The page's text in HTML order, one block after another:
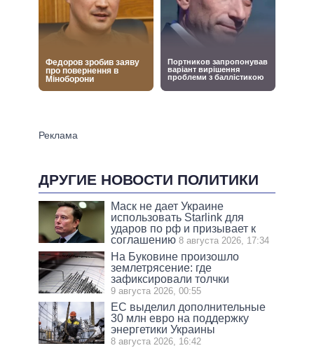
ДРУГИЕ НОВОСТИ ПОЛИТИКИ
Маск не дает Украине
использовать Starlink для
ударов по рф и призывает к
соглашению 8 августа 2026, 17:34
На Буковине произошло
землетрясение: где
зафиксировали толчки
9 августа 2026, 00:55
ЕС выделил дополнительные
30 млн евро на поддержку
энергетики Украины
8 августа 2026, 16:42